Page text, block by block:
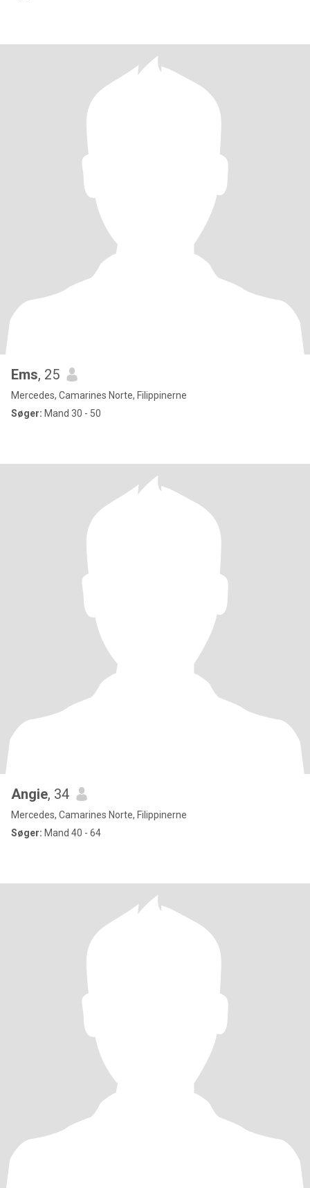
Ems, 25
Mercedes, Camarines Norte, Filippinerne
Søger: Mand 30 - 50
Angie, 34
Mercedes, Camarines Norte, Filippinerne
Søger: Mand 40 - 64